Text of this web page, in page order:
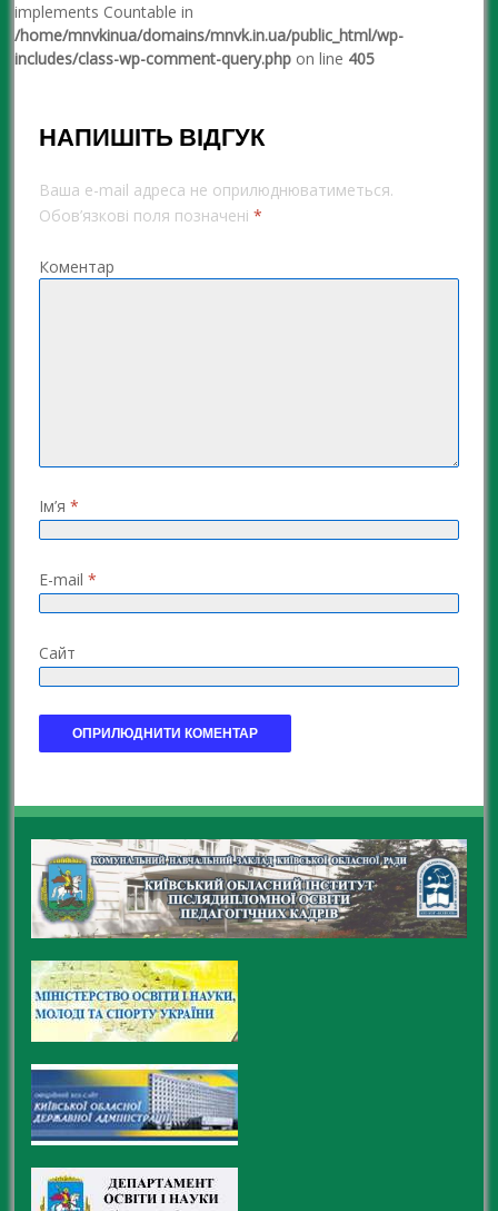
implements Countable in
/home/mnvkinua/domains/mnvk.in.ua/public_html/wp-
includes/class-wp-comment-query.php on line 405
НАПИШІТЬ ВІДГУК
Ваша e-mail адреса не оприлюднюватиметься.
Обов’язкові поля позначені *
Коментар
Ім’я *
E-mail *
Сайт